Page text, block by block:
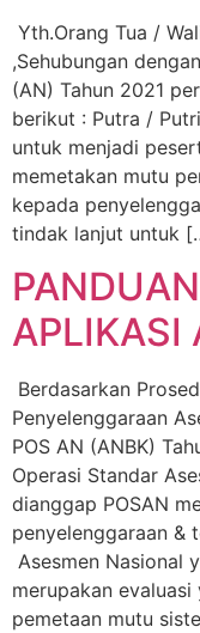
Yth.Orang Tua /
,Sehubungan
(AN) Tahun 2021
berikut : Putra /
untuk menjadi
memetakan mutu
kepada
tindak lanjut untuk
APLIKASI
Berdasarkan
Penyelenggaraan
POS AN (ANBK)
Operasi Standar
dianggap POSAN
penyelenggaraan &
Asesmen Nasional
merupakan
pemetaan mutu